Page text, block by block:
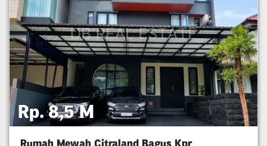
Rp. 8,5 M
Rumah Mewah Citraland Bagus Kpr